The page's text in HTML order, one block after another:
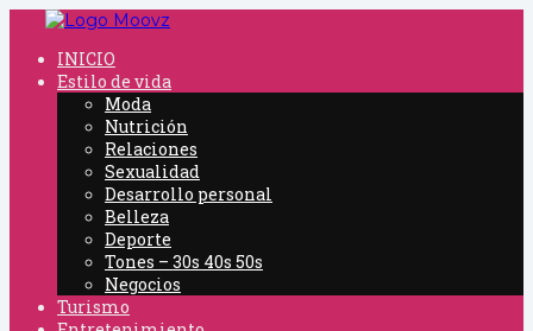
INICIO
Estilo de vida
Moda
Nutrición
Relaciones
Sexualidad
Desarrollo personal
Belleza
Deporte
Tones – 30s 40s 50s
Negocios
Turismo